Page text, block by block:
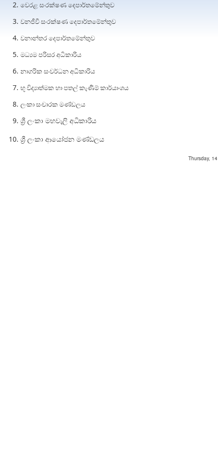
වෙරළ සංරක්ෂණ දෙපාර්තමේන්තුව
වනජීවී සංරක්ෂණ දෙපාර්තමේන්තුව
වනාන්තර දෙපාර්තමේන්තුව
මධ්‍යම පරිසර අධිකාරිය
නාගරික සංවර්ධන අධිකාරිය
භූ විද්‍යාත්මක හා පතල් කැණීම් කාර්යාංශය
ලංකා සංචාරක මණ්ඩලය
ශ්‍රී ලංකා මහවැලි අධිකාරිය
ශ්‍රී ලංකා ආයෝජන මණ්ඩලය
Thursday,